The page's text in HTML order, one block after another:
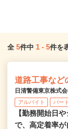
全 5件中 1 - 5件を
道路工事など
日清警備東京株式
アルバイト パート
【勤務開始日
で、高定着率